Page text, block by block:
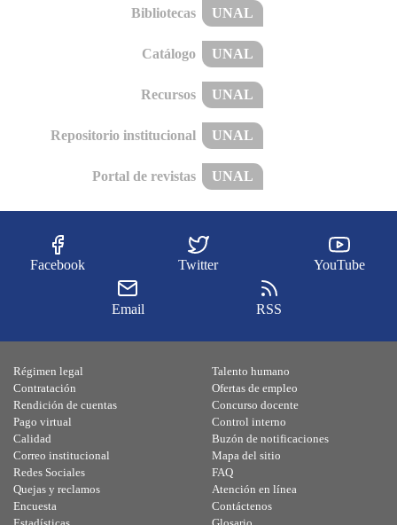
Bibliotecas UNAL
Catálogo UNAL
Recursos UNAL
Repositorio institucional UNAL
Portal de revistas UNAL
Facebook Twitter YouTube
Email RSS
Régimen legal
Contratación
Rendición de cuentas
Pago virtual
Calidad
Talento humano
Ofertas de empleo
Concurso docente
Control interno
Buzón de notificaciones
Correo institucional
Redes Sociales
Quejas y reclamos
Encuesta
Mapa del sitio
FAQ
Atención en línea
Contáctenos